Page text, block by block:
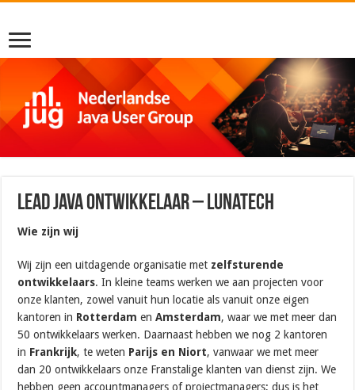
Lead Java Ontwikkelaar – LunaTech
Wie zijn wij
Wij zijn een uitdagende organisatie met zelfsturende
ontwikkelaars. In kleine teams werken we aan projecten voor
onze klanten, zowel vanuit hun locatie als vanuit onze eigen
kantoren in Rotterdam enAmsterdam, waar we met meer dan
50 ontwikkelaars werken. Daarnaast hebben we nog 2 kantoren
in Frankrijk, te weten Parijs en Niort, vanwaar we met meer
dan 20 ontwikkelaars onze Franstalige klanten van dienst zijn. We
hebben geen accountmanagers of projectmanagers; dus is het